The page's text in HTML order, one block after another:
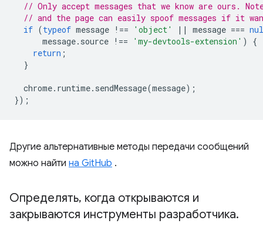
// Only accept messages that we know are ours.
// and the page can easily spoof messages if it
if (typeof message !== 'object' || message ===
message. source !== 'my-devtools-extension' )
{
return ;
}
chrome. runtime. sendMessage(message);
});
Другие альтернативные методы передачи сообщений
можно найти на GitHub .
Определять, когда открываются и
закрываются инструменты разработчика.